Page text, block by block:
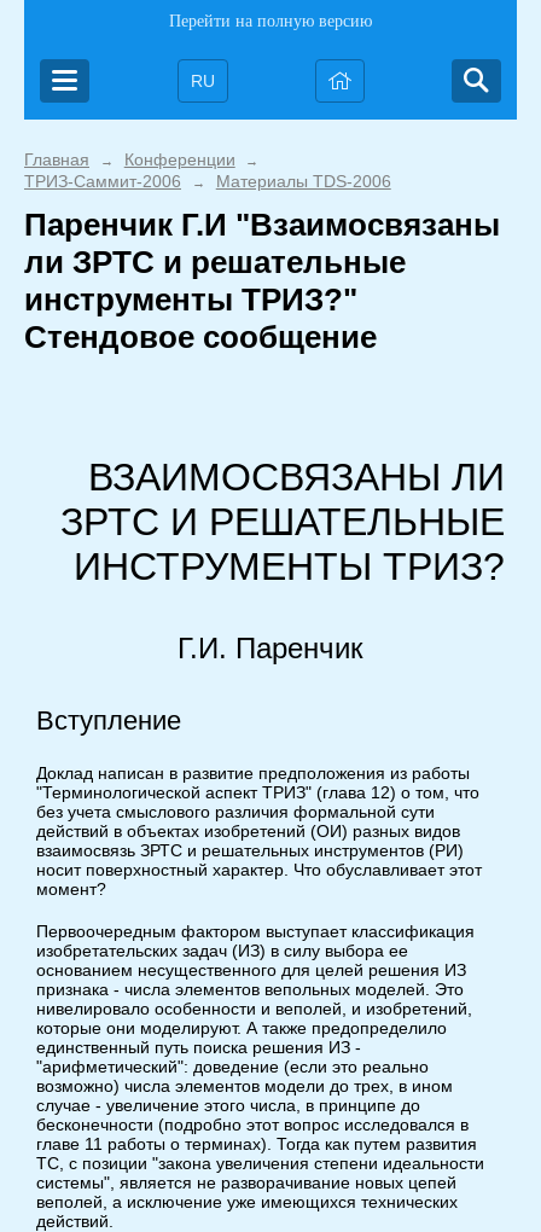
Перейти на полную версию
RU
Главная → Конференции →
ТРИЗ-Саммит-2006 → Материалы TDS-2006
Паренчик Г.И "Взаимосвязаны
ли ЗРТС и решательные
инструменты ТРИЗ?"
Стендовое сообщение
ВЗАИМОСВЯЗАНЫ ЛИ
ЗРТС И РЕШАТЕЛЬНЫЕ
ИНСТРУМЕНТЫ ТРИЗ?
Г.И. Паренчик
Вступление
Доклад написан в развитие предположения из работы
"Терминологической аспект ТРИЗ" (глава 12) о том, что
без учета смыслового различия формальной сути
действий в объектах изобретений (ОИ) разных видов
взаимосвязь ЗРТС и решательных инструментов (РИ)
носит поверхностный характер. Что обуславливает этот
момент?
Первоочередным фактором выступает классификация
изобретательских задач (ИЗ) в силу выбора ее
основанием несущественного для целей решения ИЗ
признака - числа элементов вепольных моделей. Это
нивелировало особенности и веполей, и изобретений,
которые они моделируют. А также предопределило
единственный путь поиска решения ИЗ -
"арифметический": доведение (если это реально
возможно) числа элементов модели до трех, в ином
случае - увеличение этого числа, в принципе до
бесконечности (подробно этот вопрос исследовался в
главе 11 работы о терминах). Тогда как путем развития
ТС, с позиции "закона увеличения степени идеальности
системы", является не разворачивание новых цепей
веполей, а исключение уже имеющихся технических
действий.